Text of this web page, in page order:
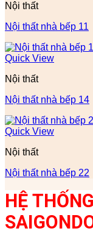
Nội thất
Nội thất nhà bếp 11
Quick View
Nội thất
Nội thất nhà bếp 14
Quick View
Nội thất
Nội thất nhà bếp 22
HỆ